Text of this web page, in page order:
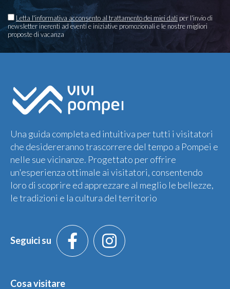
Letta l'informativa acconsento al trattamento dei miei dati per l'invio di
newsletter inerenti ad eventi e iniziative promozionali e le nostre migliori
proposte di vacanza
Una guida completa ed intuitiva per tutti i visitatori
che desidereranno trascorrere del tempo a Pompei e
nelle sue vicinanze. Progettato per offrire
un'esperienza ottimale ai visitatori, consentendo
loro di scoprire ed apprezzare al meglio le bellezze,
le tradizioni e la cultura del territorio
Seguici su
Cosa visitare